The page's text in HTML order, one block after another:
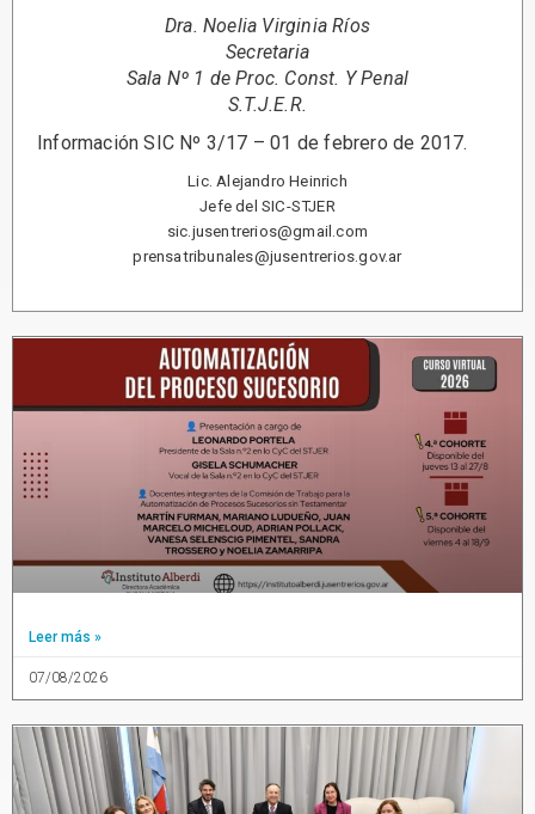
Dra. Noelia Virginia Ríos
Secretaria
Sala Nº 1 de Proc. Const. Y Penal
S.T.J.E.R.
Información SIC Nº 3/17 – 01 de febrero de 2017.
Lic. Alejandro Heinrich
Jefe del SIC-STJER
sic.jusentrerios@gmail.com
prensatribunales@jusentrerios.gov.ar
Leer más »
07/08/2026